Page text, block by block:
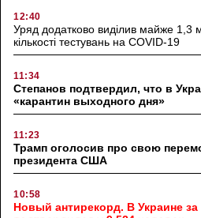
12:40
Уряд додатково виділив майже 1,3
кількості тестувань на COVID-19
11:34
Степанов подтвердил, что в
«карантин выходного дня»
11:23
Трамп оголосив про свою
президента США
10:58
Новый антирекорд. В Украине за